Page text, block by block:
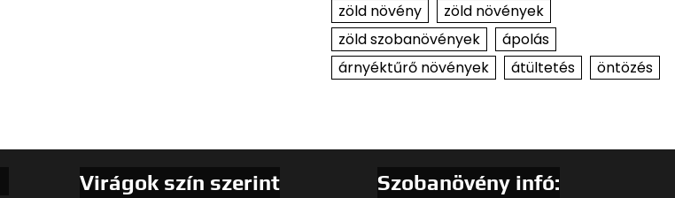
zöld növény
zöld növények
zöld szobanövények
ápolás
árnyéktűrő növények
átültetés öntözés
Virágok szín szerint Szobanövény infó: